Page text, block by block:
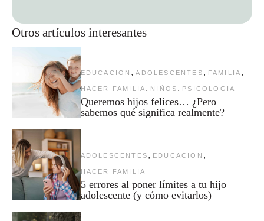
Otros artículos interesantes
EDUCACION , ADOLESCENTES , FAMILIA ,
HACER FAMILIA , NIÑOS , PSICOLOGIA
Queremos hijos felices… ¿Pero
sabemos qué significa realmente?
ADOLESCENTES , EDUCACION ,
HACER FAMILIA
5 errores al poner límites a tu hijo
adolescente (y cómo evitarlos)